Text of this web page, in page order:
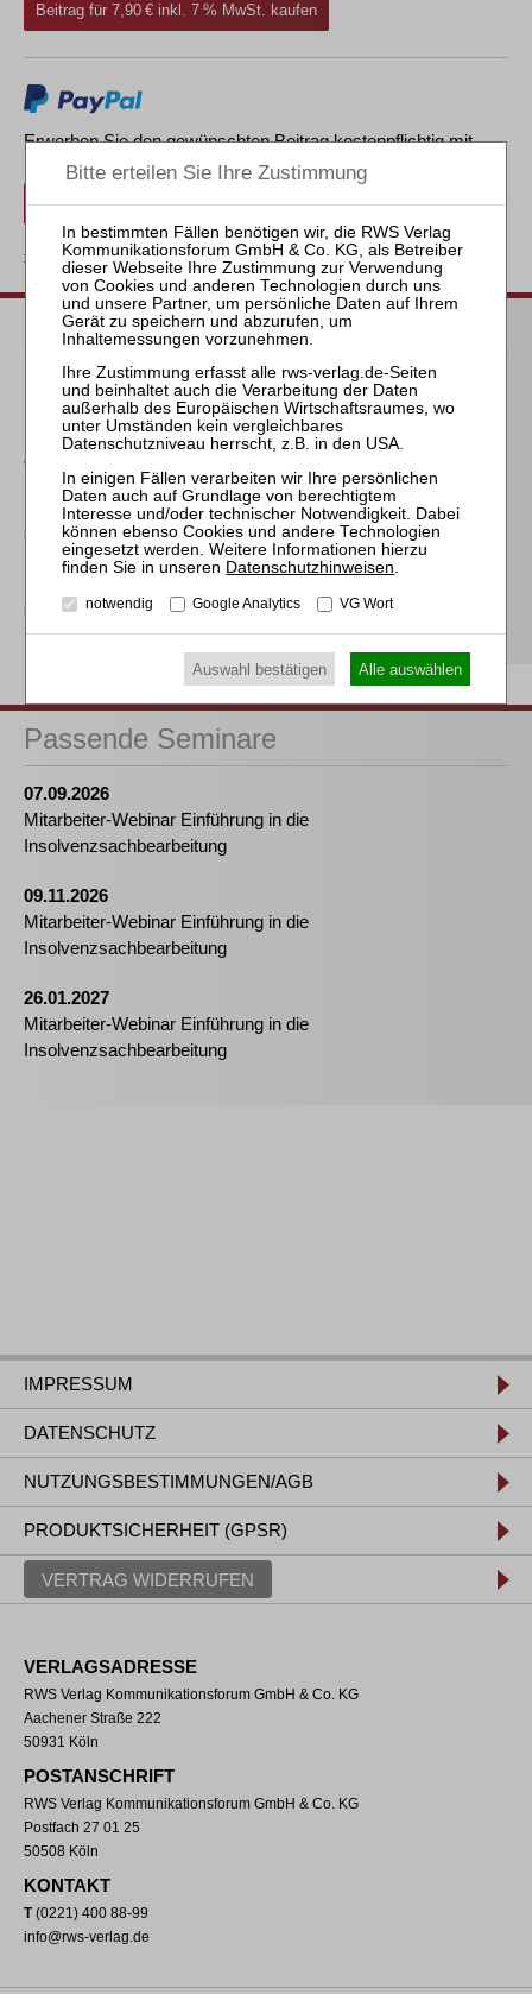
Beitrag für 7,90 € inkl. 7 % MwSt. kaufen
Erwerben Sie den gewünschten Beitrag kostenpflichtig mit
PayPal.
Beitrag für 7,90 € inkl. 7 % MwSt. kaufen
zurück
Passende Bücher
Schröder
Die Reform des
Eigenkapitalersatzrechts
durch das MoMiG
Sinz / Rechel
Unternehmensinsolvenz
Unternehmensinsolvenz
Passende Seminare
07.09.2026
Mitarbeiter-Webinar Einführung in die
Insolvenzsachbearbeitung
09.11.2026
Mitarbeiter-Webinar Einführung in die
Insolvenzsachbearbeitung
26.01.2027
Mitarbeiter-Webinar Einführung in die
Insolvenzsachbearbeitung
IMPRESSUM
DATENSCHUTZ
NUTZUNGSBESTIMMUNGEN/AGB
PRODUKTSICHERHEIT (GPSR)
VERTRAG WIDERRUFEN
VERLAGSADRESSE
RWS Verlag Kommunikationsforum GmbH & Co. KG
Aachener Straße 222
50931 Köln
POSTANSCHRIFT
RWS Verlag Kommunikationsforum GmbH & Co. KG
Postfach 27 01 25
50508 Köln
KONTAKT
T(0221) 400 88-99
info@rws-verlag.de
Datenschutzhinweisen
notwendig Google Analytics VG Wort
Auswahl bestätigen Alle auswählen